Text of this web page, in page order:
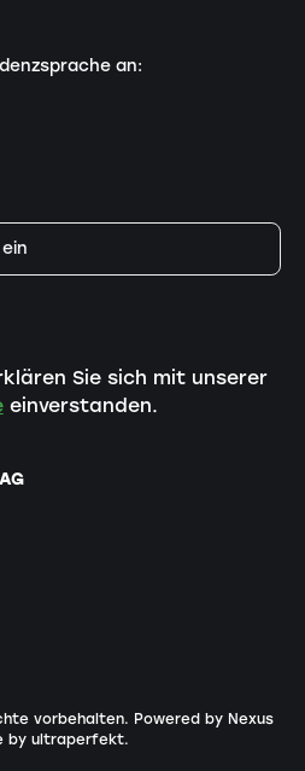
an:
Sie sich mit unserer
einverstanden.
vorbehalten. Powered by Nexus
by ultraperfekt.